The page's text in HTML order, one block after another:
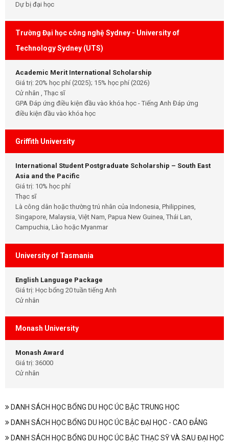
Dự bị đại học
Trường Đại học công nghệ Sydney - University of
Technology Sydney (UTS)
Academic Merit International Scholarship
Giá trị: 20% học phí (2025); 15% học phí (2026)
Cử nhân , Thạc sĩ
GPA Đáp ứng điều kiện đầu vào khóa học - Tiếng Anh Đáp ứng
điều kiện đầu vào khóa học
Griffith University
International Student Postgraduate Scholarship – South East
Asia and the Pacific
Giá trị: 10% học phí
Thạc sĩ
Là công dân hoặc thường trú nhân của Indonesia, Philippines,
Singapore, Malaysia, Việt Nam, Papua New Guinea, Thái Lan,
Campuchia, Lào hoặc Myanmar
University of Tasmania
English Language Package
Giá trị: Học bổng 20 tuần tiếng Anh
Cử nhân
Monash University
Monash Award
Giá trị: 36000
Cử nhân
DANH SÁCH HỌC BỔNG DU HỌC ÚC BẬC TRUNG HỌC
DANH SÁCH HỌC BỔNG DU HỌC ÚC BẬC ĐẠI HỌC - CAO ĐẲNG
DANH SÁCH HỌC BỔNG DU HỌC ÚC BẬC THẠC SỸ VÀ SAU ĐẠI HỌC